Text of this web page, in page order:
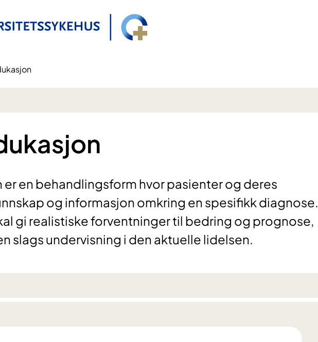
er en behandlingsform hvor pasienter og deres
og informasjon omkring en spesifikk diagnose.
gi realistiske forventninger til bedring og prognose,
slags undervisning i den aktuelle lidelsen.